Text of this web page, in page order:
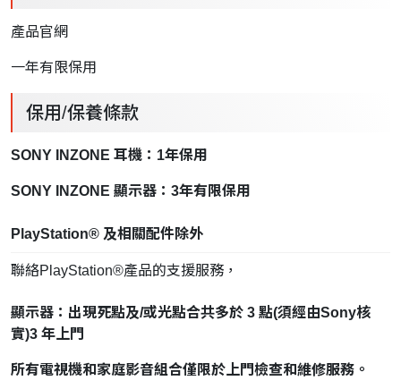
產品官網
一年有限保用
保用/保養條款
SONY INZONE 耳機：1年保用
SONY INZONE 顯示器：3年有限保用
PlayStation® 及相關配件除外
聯絡PlayStation®產品的支援服務，
顯示器：出現死點及/或光點合共多於 3 點(須經由Sony核
實)3 年上門
所有電視機和家庭影音組合僅限於上門檢查和維修服務。